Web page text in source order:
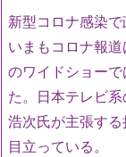
新型コロナ感染で
いまもコロナ報
のワイドショー
た。日本テレビ
浩次氏が主張す
目立っている。